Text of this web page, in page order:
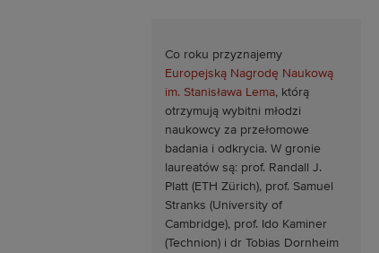
Co roku przyznajemy
Europejską Nagrodę Naukową
im. Stanisława Lema, którą
otrzymują wybitni młodzi
naukowcy za przełomowe
badania i odkrycia. W gronie
laureatów są: prof. Randall J.
Platt (ETH Zürich), prof. Samuel
Stranks (University of
Cambridge), prof. Ido Kaminer
(Technion) i dr Tobias Dornheim